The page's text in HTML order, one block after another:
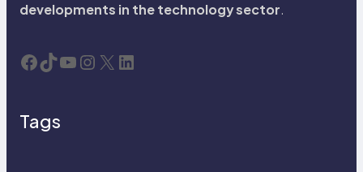
developments in the technology sector.
Facebook TikTok YouTube Instagram X LinkedIn
Tags